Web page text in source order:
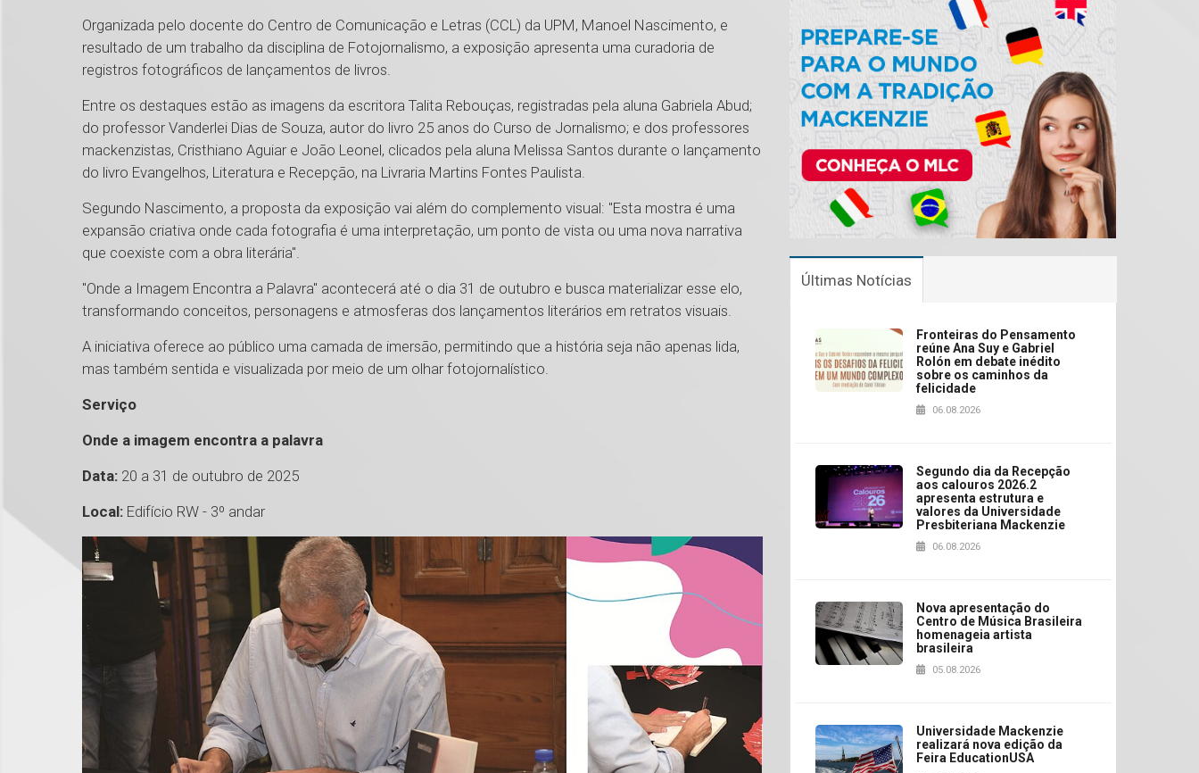
Organizada pelo docente do Centro de Comunicação e Letras (CCL) da UPM, Manoel Nascimento, e
resultado de um trabalho da disciplina de Fotojornalismo, a exposição apresenta uma curadoria de
registros fotográficos de lançamentos de livros.
Entre os destaques estão as imagens da escritora Talita Rebouças, registradas pela aluna Gabriela Abud;
do professor Vanderlei Dias de Souza, autor do livro 25 anos do Curso de Jornalismo; e dos professores
mackenzistas, Cristhiano Aguiar e João Leonel, clicados pela aluna Melissa Santos durante o lançamento
do livro Evangelhos, Literatura e Recepção, na Livraria Martins Fontes Paulista.
Segundo Nascimento, a proposta da exposição vai além do complemento visual: "Esta mostra é uma
expansão criativa onde cada fotografia é uma interpretação, um ponto de vista ou uma nova narrativa
que coexiste com a obra literária".
"Onde a Imagem Encontra a Palavra" acontecerá até o dia 31 de outubro e busca materializar esse elo,
transformando conceitos, personagens e atmosferas dos lançamentos literários em retratos visuais.
A iniciativa oferece ao público uma camada de imersão, permitindo que a história seja não apenas lida,
mas também sentida e visualizada por meio de um olhar fotojornalístico.
Serviço
Onde a imagem encontra a palavra
Data: 20 a 31 de outubro de 2025
Local: Edifício RW - 3º andar
Últimas Notícias
Fronteiras do Pensamento
reúne Ana Suy e Gabriel
Rolón em debate inédito
sobre os caminhos da
felicidade
06.08.2026
Segundo dia da Recepção
aos calouros 2026.2
apresenta estrutura e
valores da Universidade
Presbiteriana Mackenzie
06.08.2026
Nova apresentação do
Centro de Música Brasileira
homenageia artista
brasileira
05.08.2026
Universidade Mackenzie
realizará nova edição da
Feira EducationUSA